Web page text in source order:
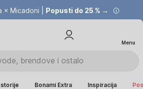
× Micadoni | Popusti do 25 % →
Menu
Bonami Extra Inspiracija